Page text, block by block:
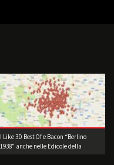
I Like 3D Best Of e Bacon “Berlino
1938” anche nelle Edicole della